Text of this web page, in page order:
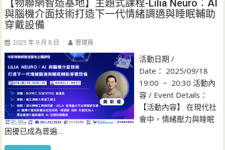
【物聯網智造基地】主題式課程-Lilia Neuro：AI
與腦機介面技術打造下一代情緒調適與睡眠輔助
穿戴設備
2025 年 9 月 8 日 管理員
活動日期 /
Date： 2025/09/18
19:00 ~ 20:30 活動內
容 / Event Details：
【活動內容】 在現代社
會中，情緒壓力與睡眠
困擾已成為普遍…